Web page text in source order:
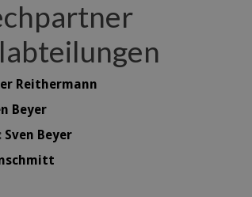
Reithermann
Beyer
Sven Beyer